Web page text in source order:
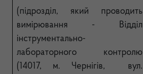
(підрозділ,
який проводить
вимірювання - Відділ
інструментально-
лабораторного контролю
(14017, м. Чернігів, вул.